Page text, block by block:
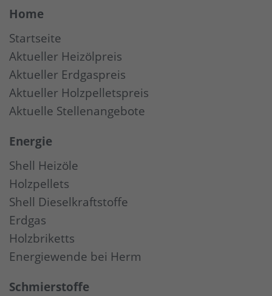
Home
Startseite
Aktueller Heizölpreis
Aktueller Erdgaspreis
Aktueller Holzpelletspreis
Aktuelle Stellenangebote
Energie
Shell Heizöle
Holzpellets
Shell Dieselkraftstoffe
Erdgas
Holzbriketts
Energiewende bei Herm
Schmierstoffe